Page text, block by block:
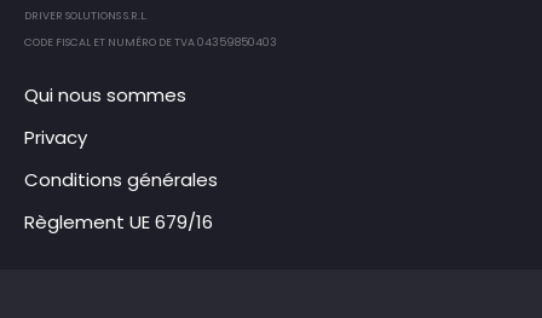
DRIVER SOLUTIONS S.R.L.
CODE FISCAL ET NUMÉRO DE TVA 04359850403
Qui nous sommes
Privacy
Conditions générales
Règlement UE 679/16